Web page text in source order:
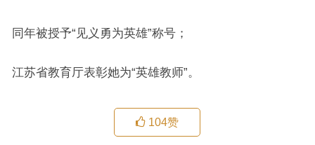
同年被授予“见义勇为英雄”称号；
江苏省教育厅表彰她为“英雄教师”。
104赞